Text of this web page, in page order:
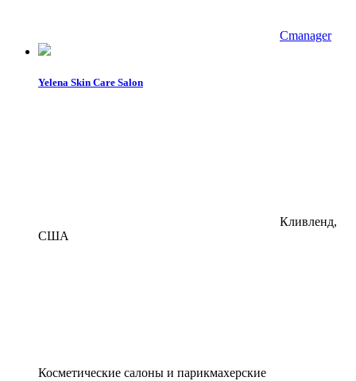
Cmanager
Yelena Skin Care Salon
Кливленд,
США
Косметические салоны и парикмахерские